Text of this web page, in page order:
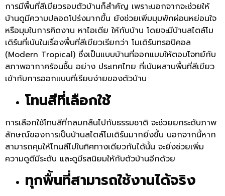
การมีพื้นที่สีเขียวรอบตัวบ้านก็สำคัญ เพราะนอกจากจะช่วยให้
บ้านดูมีความปลอดโปร่งมากขึ้น ยังช่วยเพิ่มมุมพักผ่อนหย่อนใจ
หรือมุมในการคิดงาน หาไอเดีย ให้กับบ้าน โดยจะมีบ้านสไตล์โม
เดิร์นที่เน้นในเรื่องพื้นที่สีเขียวเรียกว่า โมเดิร์นทรอปิคอล
(Modern Tropical) ซึ่งเป็นแบบบ้านที่ออกแบบให้ตอบโจทย์กับ
สภาพอากาศร้อนชื้น อย่าง ประเทศไทย ที่เน้นผสานพื้นที่สีเขียว
เข้ากับการออกแบบที่เรียบง่ายของตัวบ้าน
โทนสีที่เลือกใช้
การเลือกใช้โทนสีที่กลมกลืนไปกับธรรมชาติ จะช่วยยกระดับภาพ
ลักษณ์ของการเป็นบ้านสไตล์โมเดิร์นมากยิ่งขึ้น นอกจากนี้หาก
สามารถคุมให้โทนสีไปในทิศทางเดียวกันได้นั้น จะยิ่งช่วยเพิ่ม
ความดูดีมีระดับ และดูมีรสนิยมให้กับตัวบ้านอีกด้วย
ทุกพื้นที่สามารถใช้งานได้จริง